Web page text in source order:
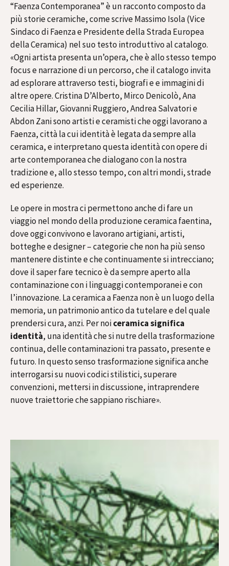
“Faenza Contemporanea” è un racconto composto da
più storie ceramiche, come scrive Massimo Isola (Vice
Sindaco di Faenza e Presidente della Strada Europea
della Ceramica) nel suo testo introduttivo al catalogo.
«Ogni artista presenta un’opera, che è allo stesso tempo
focus e narrazione di un percorso, che il catalogo invita
ad esplorare attraverso testi, biografi e e immagini di
altre opere. Cristina D’Alberto, Mirco Denicolò, Ana
Cecilia Hillar, Giovanni Ruggiero, Andrea Salvatori e
Abdon Zani sono artisti e ceramisti che oggi lavorano a
Faenza, città la cui identità è legata da sempre alla
ceramica, e interpretano questa identità con opere di
arte contemporanea che dialogano con la nostra
tradizione e, allo stesso tempo, con altri mondi, strade
ed esperienze.
Le opere in mostra ci permettono anche di fare un
viaggio nel mondo della produzione ceramica faentina,
dove oggi convivono e lavorano artigiani, artisti,
botteghe e designer – categorie che non ha più senso
mantenere distinte e che continuamente si intrecciano;
dove il saper fare tecnico è da sempre aperto alla
contaminazione con i linguaggi contemporanei e con
l’innovazione. La ceramica a Faenza non è un luogo della
memoria, un patrimonio antico da tutelare e del quale
prendersi cura, anzi. Per noiceramica significa
identità, una identità che si nutre della trasformazione
continua, delle contaminazioni tra passato, presente e
futuro. In questo senso trasformazione significa anche
interrogarsi su nuovi codici stilistici, superare
convenzioni, mettersi in discussione, intraprendere
nuove traiettorie che sappiano rischiare».